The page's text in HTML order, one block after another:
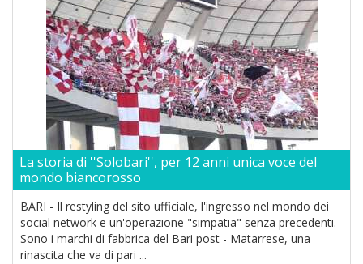
La storia di ''Solobari'', per 12 anni unica voce del
mondo biancorosso
BARI - Il restyling del sito ufficiale, l'ingresso nel mondo dei
social network e un'operazione "simpatia" senza precedenti.
Sono i marchi di fabbrica del Bari post - Matarrese, una
rinascita che va di pari ...